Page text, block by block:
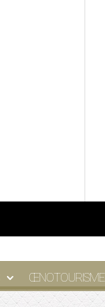
ŒNOTOURISME